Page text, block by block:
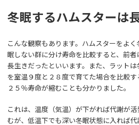
冬眠するハムスターは
こんな観察もあります。ハムスターをよ
眠しない群に分け寿命を比較すると、前
長生きだったといいます。また、ラット
を室温９度と２８度で育てた場合を比較
２５％寿命が縮むことも分かりました。
これは、温度（気温）が下がれば代謝が
むが、低温下でも深い冬眠状態に入れば